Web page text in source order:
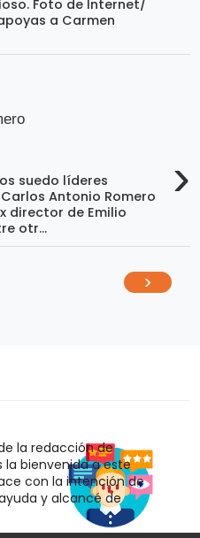
Foto de Internet/
a Carmen
›
suedo líderes
Antonio Romero
director de Emilio
otr...
›
la redacción de
la bienvenida a este
con la intención de
y alcancé de